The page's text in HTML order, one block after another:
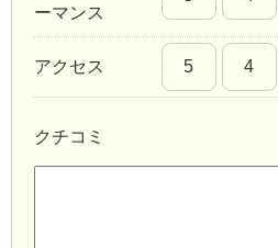
ーマンス
アクセス 5 4
クチコミ